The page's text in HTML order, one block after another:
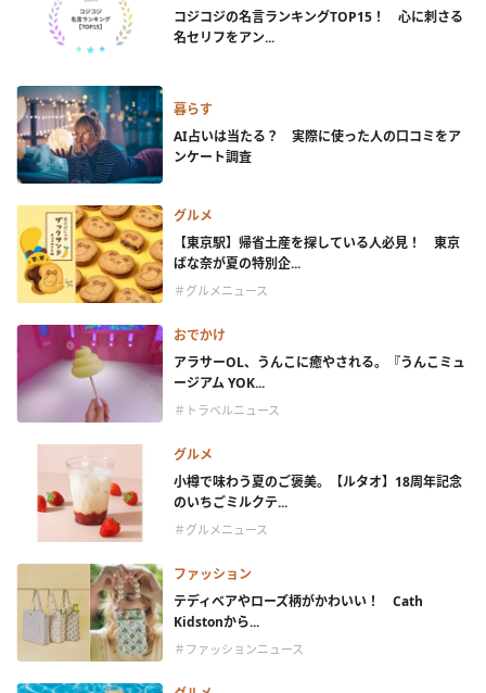
コジコジの名言ランキングTOP15！ 心に刺さる
名セリフをアン...
暮らす
AI占いは当たる？ 実際に使った人の口コミをア
ンケート調査
グルメ
【東京駅】帰省土産を探している人必見！ 東京
ばな奈が夏の特別企...
＃グルメニュース
おでかけ
アラサーOL、うんこに癒やされる。『うんこミュ
ージアム YOK...
＃トラベルニュース
グルメ
小樽で味わう夏のご褒美。【ルタオ】18周年記念
のいちごミルクテ...
＃グルメニュース
ファッション
テディベアやローズ柄がかわいい！ Cath
Kidstonから...
＃ファッションニュース